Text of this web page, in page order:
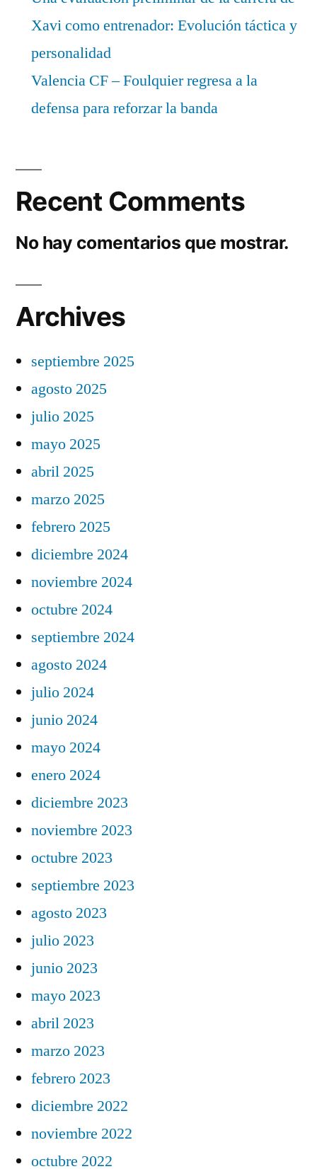
Xavi como entrenador: Evolución táctica y
personalidad
Valencia CF – Foulquier regresa a la
defensa para reforzar la banda
Recent Comments
No hay comentarios que mostrar.
Archives
septiembre 2025
agosto 2025
julio 2025
mayo 2025
abril 2025
marzo 2025
febrero 2025
diciembre 2024
noviembre 2024
octubre 2024
septiembre 2024
agosto 2024
julio 2024
junio 2024
mayo 2024
enero 2024
diciembre 2023
noviembre 2023
octubre 2023
septiembre 2023
agosto 2023
julio 2023
junio 2023
mayo 2023
abril 2023
marzo 2023
febrero 2023
diciembre 2022
noviembre 2022
octubre 2022